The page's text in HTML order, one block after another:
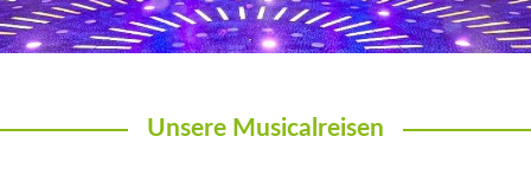
Unsere Musicalreisen